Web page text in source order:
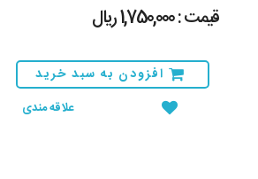
قیمت : 1,750,000 ريال
افزودن به سبد خرید
علاقه مندی